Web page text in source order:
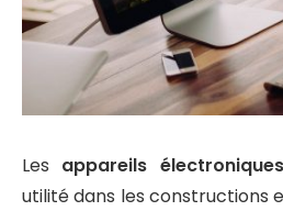
Les appareils électroniques
utilité dans les constructions